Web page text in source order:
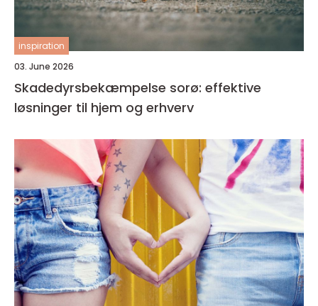
inspiration
03. June 2026
Skadedyrsbekæmpelse sorø: effektive
løsninger til hjem og erhverv